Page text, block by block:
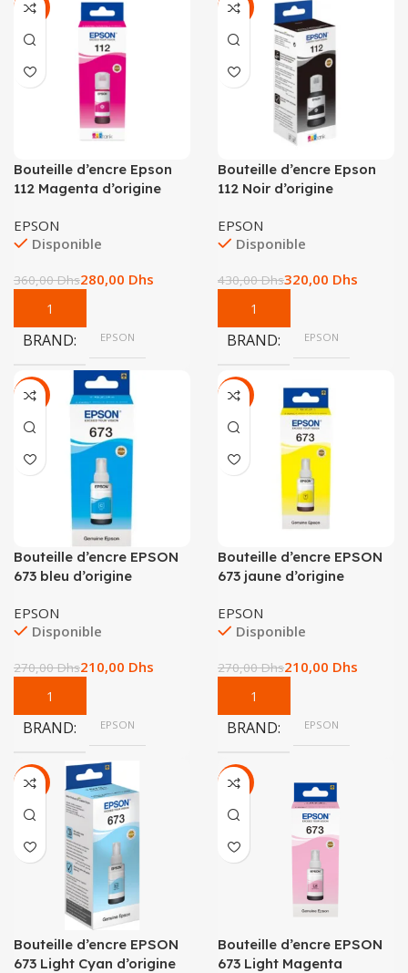
-22%
Bouteille d’encre Epson
112 Magenta d’origine
EPSON
Disponible
360,00Dhs280,00 Dhs
BRAND EPSON
-26%
Bouteille d’encre Epson
112 Noir d’origine
EPSON
Disponible
430,00Dhs320,00 Dhs
BRAND EPSON
-22%
Bouteille d’encre EPSON
673 bleu d’origine
EPSON
Disponible
270,00Dhs210,00 Dhs
BRAND EPSON
-22%
Bouteille d’encre EPSON
673 jaune d’origine
EPSON
Disponible
270,00Dhs210,00 Dhs
BRAND EPSON
-22%
Bouteille d’encre EPSON
673 Light Cyan d’origine
-22%
Bouteille d’encre EPSON
673 Light Magenta